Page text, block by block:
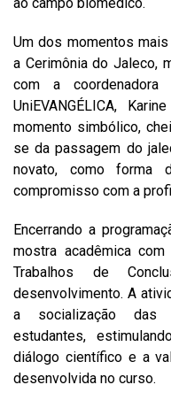
Um dos momentos
a Cerimônia do Jaleco,
com a
UniEVANGÉLICA,
momento simbólico,
se da passagem do
novato, como forma
compromisso com a
Encerrando a
mostra acadêmica
Trabalhos de
desenvolvimento. A
a socialização das
estudantes,
diálogo científico e a
desenvolvida no curso.